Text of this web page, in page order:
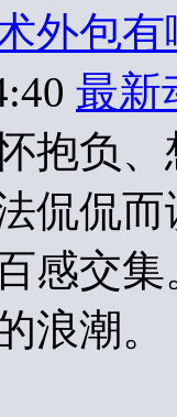
外包
最新
抱负
侃侃
感交
浪潮。